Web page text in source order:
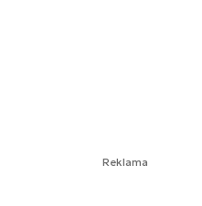
Reklama